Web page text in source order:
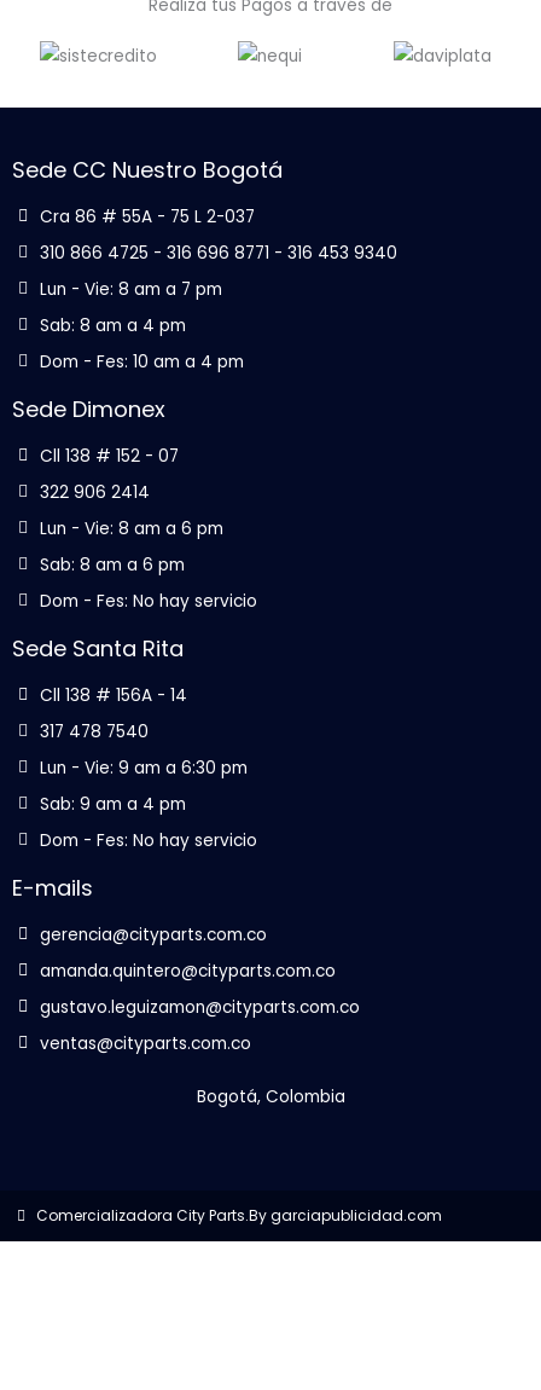
Realiza tus Pagos a través de
Sede CC Nuestro Bogotá
Cra 86 # 55A - 75 L 2-037
310 866 4725 - 316 696 8771 - 316 453 9340
Lun - Vie: 8 am a 7 pm
Sab: 8 am a 4 pm
Dom - Fes: 10 am a 4 pm
Sede Dimonex
Cll 138 # 152 - 07
322 906 2414
Lun - Vie: 8 am a 6 pm
Sab: 8 am a 6 pm
Dom - Fes: No hay servicio
Sede Santa Rita
Cll 138 # 156A - 14
317 478 7540
Lun - Vie: 9 am a 6:30 pm
Sab: 9 am a 4 pm
Dom - Fes: No hay servicio
E-mails
gerencia@cityparts.com.co
amanda.quintero@cityparts.com.co
gustavo.leguizamon@cityparts.com.co
ventas@cityparts.com.co
Bogotá, Colombia
Comercializadora City Parts.By garciapublicidad.com